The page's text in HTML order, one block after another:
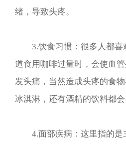
绪，导致头疼。
3.饮食习惯：很多人都喜
道食用咖啡过量时，会使血管
发头痛，当然造成头疼的食
冰淇淋，还有酒精的饮料都会
4.面部疾病：这里指的是